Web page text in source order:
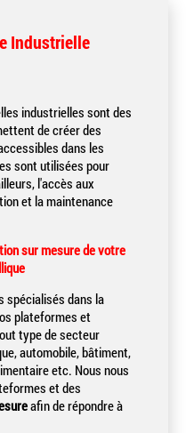
Industrielle
industrielles sont des
de créer des
dans les
sont utilisées pour
l'accès aux
et la maintenance
sur mesure de votre
spécialisés dans la
plateformes et
type de secteur
automobile, bâtiment,
etc. Nous nous
et des
afin de répondre à